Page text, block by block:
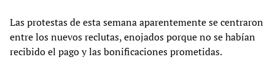
Las protestas de esta semana aparentemente se centraron
entre los nuevos reclutas, enojados porque no se habían
recibido el pago y las bonificaciones prometidas.